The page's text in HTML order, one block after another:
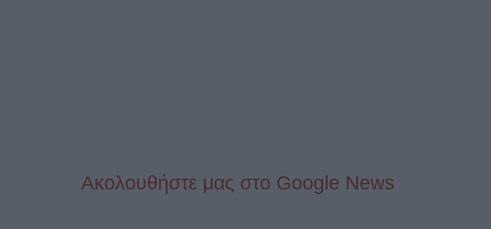
Aκολουθήστε μας στo Google News